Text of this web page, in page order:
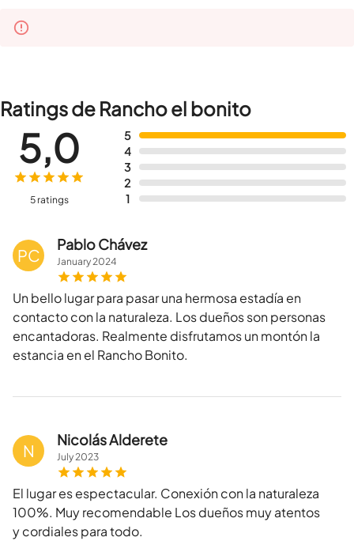
Ratings de Rancho el bonito
5
4
3
2
1
5,0
5 ratings
PC
Pablo Chávez
January2024
Un bello lugar para pasar una hermosa estadía en
contacto con la naturaleza. Los dueños son personas
encantadoras. Realmente disfrutamos un montón la
estancia en el Rancho Bonito.
N
Nicolás Alderete
July2023
El lugar es espectacular. Conexión con la naturaleza
100%. Muy recomendable Los dueños muy atentos
y cordiales para todo.